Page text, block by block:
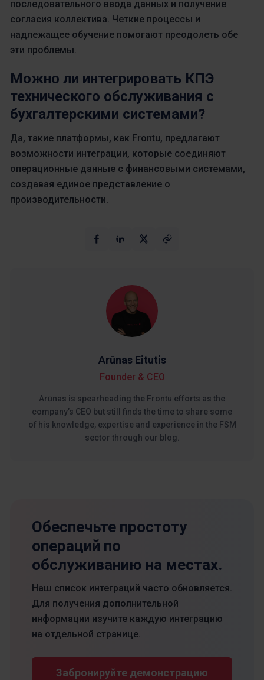
последовательного ввода данных и получение
согласия коллектива. Четкие процессы и
надлежащее обучение помогают преодолеть обе
эти проблемы.
Можно ли интегрировать КПЭ
технического обслуживания с
бухгалтерскими системами?
Да, такие платформы, как Frontu, предлагают
возможности интеграции, которые соединяют
операционные данные с финансовыми системами,
создавая единое представление о
производительности.
Arūnas Eitutis
Founder & CEO
Arūnas is spearheading the Frontu efforts as the
company’s CEO but still finds the time to share some
of his knowledge, expertise and experience in the FSM
sector through our blog.
Обеспечьте простоту
операций по
обслуживанию на местах.
Наш список интеграций часто обновляется.
Для получения дополнительной
информации изучите каждую интеграцию
на отдельной странице.
Забронируйте демонстрацию